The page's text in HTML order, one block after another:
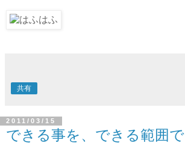
共有
2011/03/15
できる事を、できる範囲で